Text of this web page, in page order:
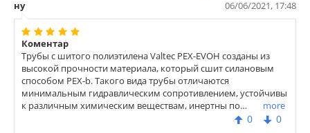
ну
06/06/2021, 17:48
Коментар
Трубы с шитого полиэтилена Valtec PEX-EVOH созданы из
высокой прочности материала, который сшит силановым
способом PEX-b. Такого вида трубы отличаются
минимальным гидравлическим сопротивлением, устойчивы
к различным химическим веществам, инертны по
отношению к электричеству. Кроме этого, трубы Valtec PEX-
more
0 0